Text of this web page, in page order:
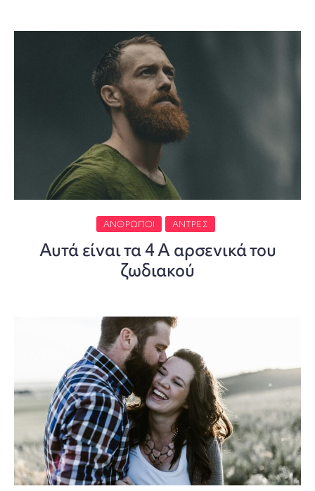
ΆΝΘΡΩΠΟΙ ΆΝΤΡΕΣ
Αυτά είναι τα 4 Α αρσενικά του
ζωδιακού